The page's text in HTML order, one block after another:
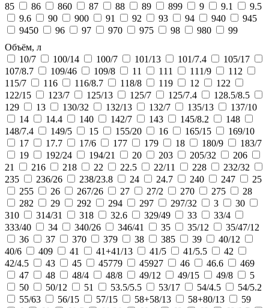
85
86 860 87 88 89 899 9 9.1
9.5
9.6
90 900 91 92 93 94 940
945
9450
96 97 970 975 98 980
99
Объём, л
10/7
100/14 100/7 101/13 101/7.4
105/17
107/8.7
109/46 109/8 11 111 111/9
112
115/7
116 116/8.7 118/8 119 12
122
122/15
123/7 125/13 125/7 125/7.4
128.5/8.5
129
13 130/32 132/13 132/7 135/13
137/10
14
14.4 140 142/7 143 145/8.2
148
148/7.4
149/5 15 155/20 16 165/15
169/10
17
17.7 17/6 177 179 18 180/9
183/7
19
192/24 194/21 20 203 205/32
206
21
216 218 22 22.5 22/11 228
232/32
235
236/26 238/23.8 24 24.7 240 247
25
255
26 267/26 27 27/2 270 275
28
282
29 292 294 297 297/32 3
30
310
314/31 318 32.6 329/49 33
33/4
333/40
34 340/26 346/41 35 35/12
35/47/12
36
37 370 379 38 385 39
40/12
40/6
409 41 41+41/13 41/5 41/5.5
42
42/4.5
43 45 45779 45927 46 46.6
469
47
48 48/4 48/8 49/12 49/15 49/8
5
50
50/12 51 53.5/5.5 53/17 54/4.5
54/5.2
55/63
56/15 57/15 58+58/13 58+80/13
59